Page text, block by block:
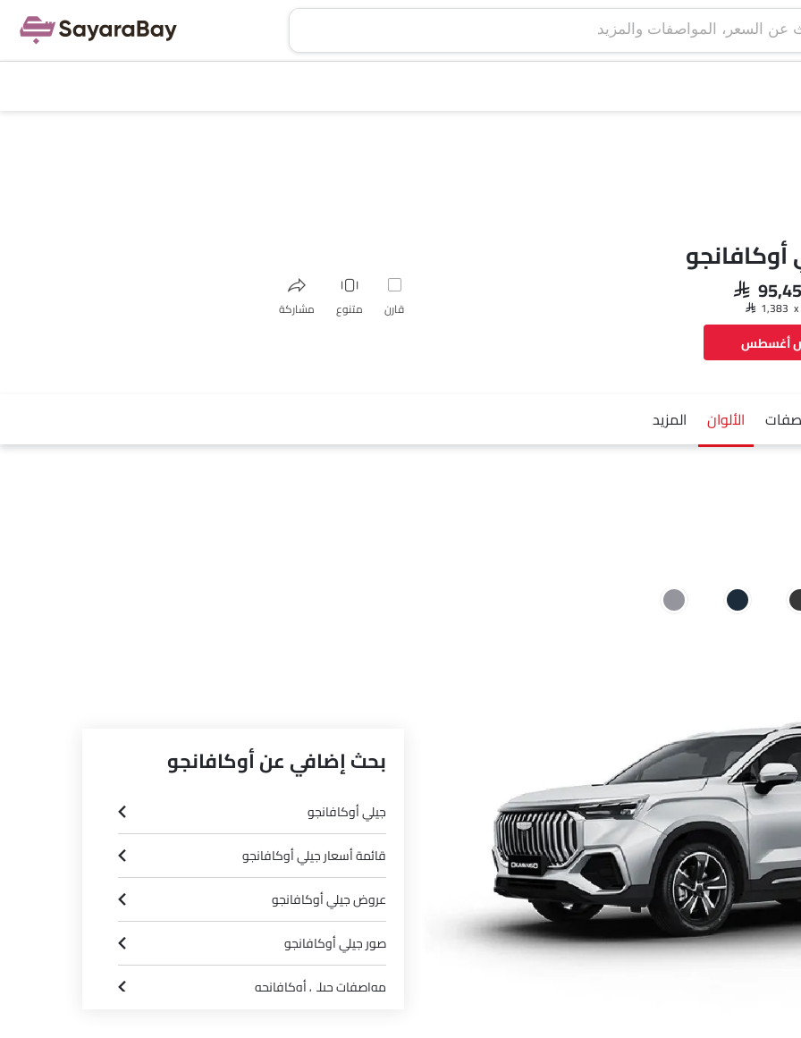
أوكافانجو
SAR
أغسطس
قارن متنوع مشاركة
الألوان المزيد
بحث إضافي عن أوكافانجو
جيلي أوكافانجو
قائمة أسعار جيلي أوكافانجو
عروض جيلي أوكافانجو
صور جيلي أوكافانجو
مواصفات جيلي أوكافانجو